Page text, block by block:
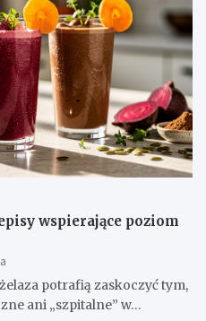
wspierające poziom
potrafią zaskoczyć tym,
ani „szpitalne” w…